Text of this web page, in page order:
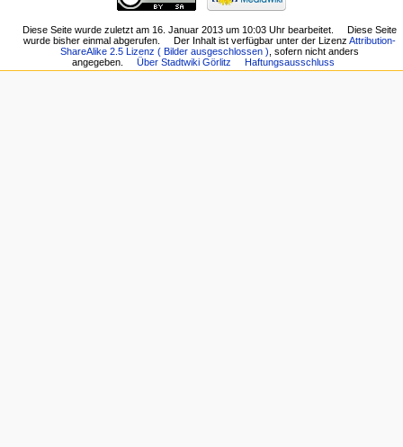
Diese Seite wurde zuletzt am 16. Januar 2013 um 10:03 Uhr bearbeitet.
Diese Seite
wurde bisher einmal abgerufen.
Der Inhalt ist verfügbar unter der LizenzAttribution-
ShareAlike 2.5 Lizenz ( Bilder ausgeschlossen ) , sofern nicht anders
angegeben.
Über Stadtwiki Görlitz Haftungsausschluss